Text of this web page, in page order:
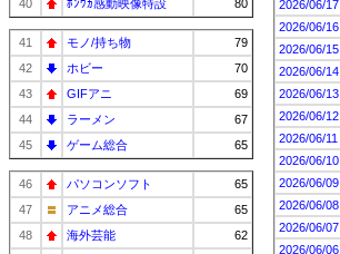
40
ﾎﾝﾜｶ感動映像特設 80
41 モノ/持ち物
79
42
ホビー
70
43
GIFアニ
69
44
ラーメン
67
45
ゲーム総合 65
46 パソコンソフト
65
47
アニメ総合
65
48
海外芸能
62
2026/06/17
2026/06/16
2026/06/15
2026/06/14
2026/06/13
2026/06/12
2026/06/11
2026/06/10
2026/06/09
2026/06/08
2026/06/07
2026/06/06